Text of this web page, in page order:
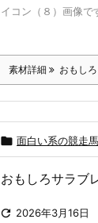
イコン（８）画像
素材詳細 おもしろ
 面白い系の競走
おもしろサラブ
 2026年3月16日